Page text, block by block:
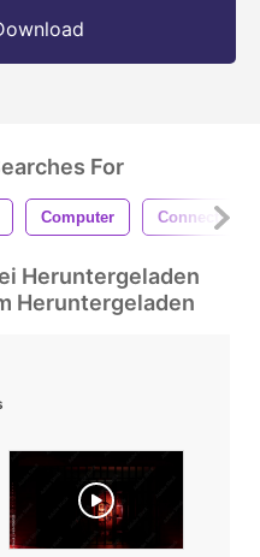
For
Computer Connection
Heruntergeladen
Heruntergeladen